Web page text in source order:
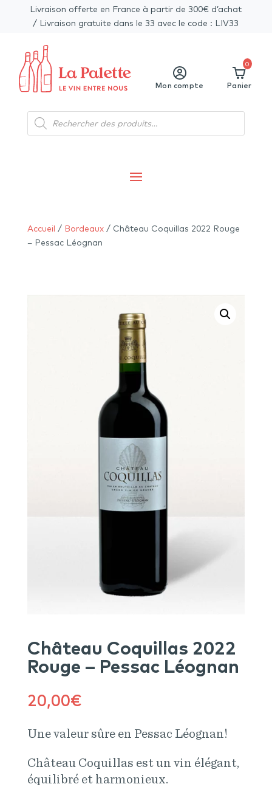
Livraison offerte en France à partir de 300€ d’achat
/ Livraison gratuite dans le 33 avec le code : LIV33
Mon compte Panier
0
Recherche
de
produits
Accueil / Bordeaux/ Château Coquillas 2022 Rouge
– Pessac Léognan
Château Coquillas 2022
Rouge – Pessac Léognan
20,00€
Une valeur sûre en Pessac Léognan!
Château Coquillas est un vin élégant,
équilibré et harmonieux.